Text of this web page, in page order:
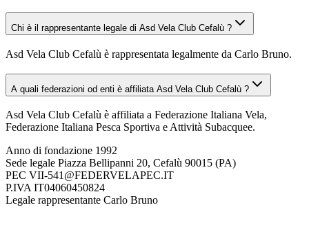
Chi è il rappresentante legale di Asd Vela Club Cefalù ?
Asd Vela Club Cefalù è rappresentata legalmente da Carlo Bruno.
A quali federazioni od enti è affiliata Asd Vela Club Cefalù ?
Asd Vela Club Cefalù è affiliata a Federazione Italiana Vela,
Federazione Italiana Pesca Sportiva e Attività Subacquee.
Anno di fondazione 1992
Sede legale Piazza Bellipanni 20, Cefalù 90015 (PA)
PEC VII-541@FEDERVELAPEC.IT
P.IVA IT04060450824
Legale rappresentante Carlo Bruno